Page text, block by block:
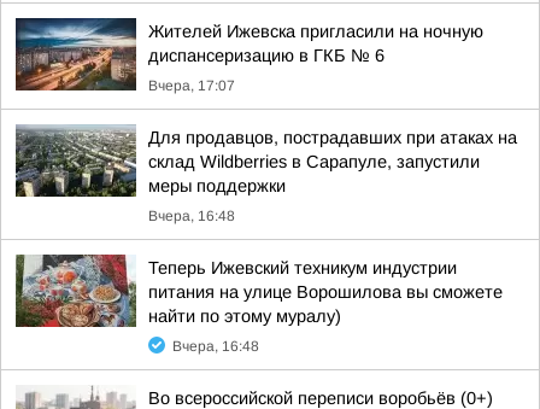
Жителей Ижевска пригласили на ночную
диспансеризацию в ГКБ № 6
Вчера, 17:07
Для продавцов, пострадавших при атаках на
склад Wildberries в Сарапуле, запустили
меры поддержки
Вчера, 16:48
Теперь Ижевский техникум индустрии
питания на улице Ворошилова вы сможете
найти по этому муралу)
Вчера, 16:48
Во всероссийской переписи воробьёв (0+)